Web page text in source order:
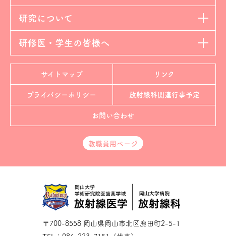
研究について
研修医・学生の皆様へ
〒700-8558 岡山県岡山市北区鹿田町2-5-1
サイトマップ リンク
プライバシーポリシー 放射線科関連行事予定
お問い合わせ
教職員用ページ